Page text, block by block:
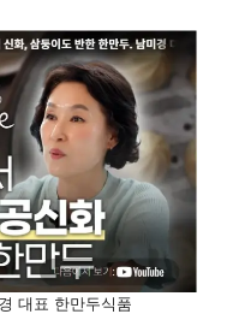
대표 한만두식품